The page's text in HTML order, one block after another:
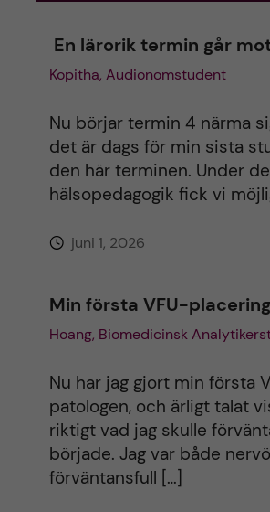
En lärorik termin går
Kopitha, Audionomstudent
Nu börjar termin 4 närma
det är dags för min sista
den här terminen. Under
hälsopedagogik fick vi
juni 1, 2026
Min första VFU-
Hoang, Biomedicinsk
Nu har jag gjort min första
patologen, och ärligt talat
riktigt vad jag skulle
började. Jag var både
förväntansfull […]